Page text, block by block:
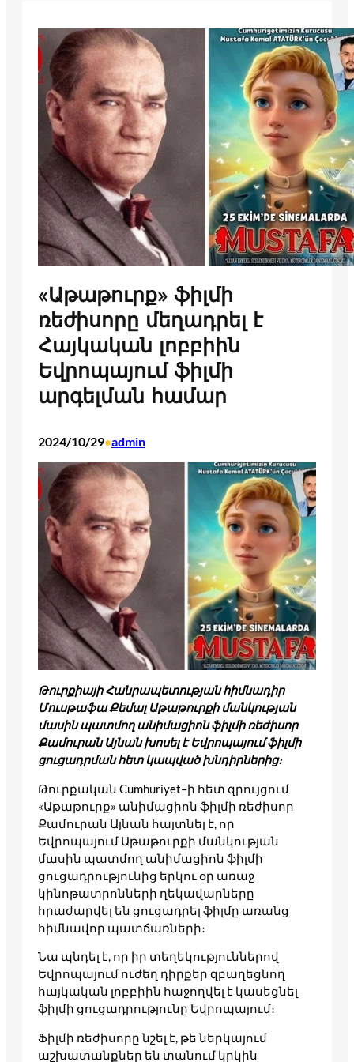
«Աթաթուրք» ֆիլմի
ռեժիսորը մեղադրել է
Հայկական լոբբիին
Եվրոպայում ֆիլմի
արգելման համար
2024/10/29•admin
Թուրքիայի Հանրապետության հիմնադիր
Մուսթաֆա Քեմալ Աթաթուրքի մանկության
մասին պատմող անիմացիոն ֆիլմի ռեժիսոր
Քամուրան Այնան խոսել է Եվրոպայում ֆիլմի
ցուցադրման հետ կապված խնդիրներից։
Թուրքական Cumhuriyet–ի հետ զրույցում
«Աթաթուրք» անիմացիոն ֆիլմի ռեժիսոր
Քամուրան Այնան հայտնել է, որ
Եվրոպայում Աթաթուրքի մանկության
մասին պատմող անիմացիոն ֆիլմի
ցուցադրությունից երկու օր առաջ
կինոթատրոնների ղեկավարները
հրաժարվել են ցուցադրել ֆիլմը առանց
հիմնավոր պատճառների։
Նա պնդել է, որ իր տեղեկություններով
Եվրոպայում ուժեղ դիրքեր զբաղեցնող
հայկական լոբբիին հաջողվել է կասեցնել
ֆիլմի ցուցադրությունը Եվրոպայում։
Ֆիլմի ռեժիսորը նշել է, թե ներկայում
աշխատանքներ են տանում կրկին